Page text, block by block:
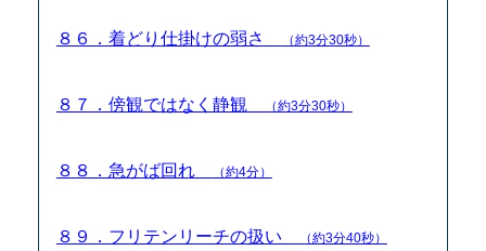
８６．着どり仕掛けの弱さ （約3分30秒）
８７．傍観ではなく静観 （約3分30秒）
８８．急がば回れ （約4分）
８９．フリテンリーチの扱い （約3分40秒）